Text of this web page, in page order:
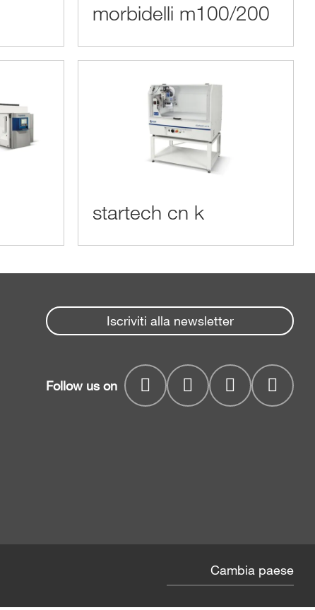
morbidelli m100/200
startech cn k
Iscriviti alla newsletter
Follow us on
Cambia paese